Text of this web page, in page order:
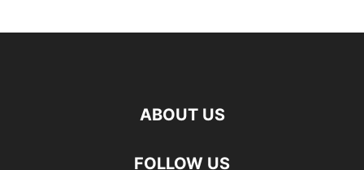
ABOUT US
FOLLOW US